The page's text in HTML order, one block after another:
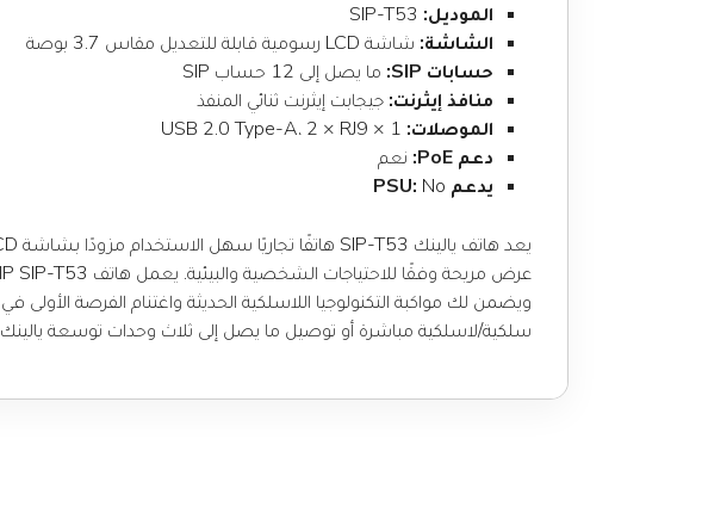
الموديل:
الشاشة: شاشة LCD رسومية قابلة للتعديل مقاس 3.7 بوصة
حسابات SIP:
ما يصل إلى 12 حساب SIP
منافذ إيثرنت: جيجابت إيثرنت ثنائي المنفذ
الموصلات:
دعم PoE:
نعم
يدعم PSU: No
سلكية/لاسلكية مباشرة أو توصيل ما يصل إلى ثلاث وحدات توسعة يالينك EXP50.